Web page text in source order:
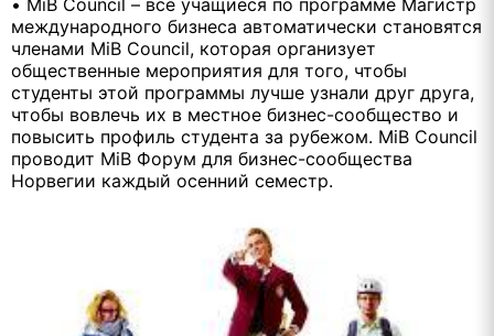
международного бизнеса автоматически становятся
членами MiB Council, которая организует
общественные мероприятия для того, чтобы
студенты этой программы лучше узнали друг друга,
чтобы вовлечь их в местное бизнес-сообщество и
повысить профиль студента за рубежом. MiB Council
проводит MiB Форум для бизнес-сообщества
Норвегии каждый осенний семестр.